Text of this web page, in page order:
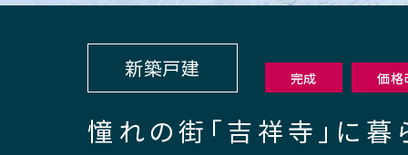
新築戸建 完成 価格
憧れの街「吉祥寺」に暮